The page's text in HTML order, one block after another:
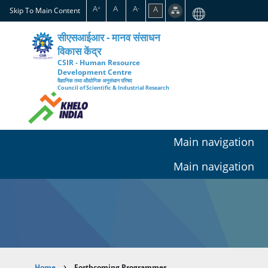
Skip
to
content
Skip To Main Content A+ A A- A
सीएसआईआर - मानव संसाधन
विकास केंद्र
CSIR - Human Resource
Development Centre
वैज्ञानिक तथा औद्योगिक अनुसंधान परिषद
Council of Scientific & Industrial Research
Main navigation
Main navigation